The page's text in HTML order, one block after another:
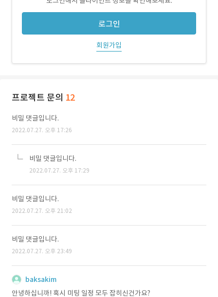
로그인
회원가입
프로젝트 문의 12
비밀 댓글입니다.
2022.07.27. 오후 17:26
비밀 댓글입니다.
2022.07.27. 오후 17:29
비밀 댓글입니다.
2022.07.27. 오후 21:02
비밀 댓글입니다.
2022.07.27. 오후 23:49
baksakim
안녕하십니까! 혹시 미팅 일정 모두 잡히신건가요?